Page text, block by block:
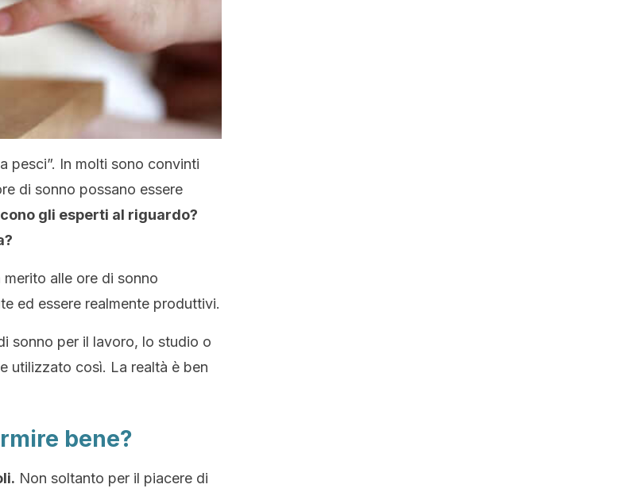
pesci”. In molti sono convinti
di sonno possano essere
gli esperti al riguardo?
alle ore di sonno
ed essere realmente produttivi.
sonno per il lavoro, lo studio o
utilizzato così. La realtà è ben
bene?
Non soltanto per il piacere di